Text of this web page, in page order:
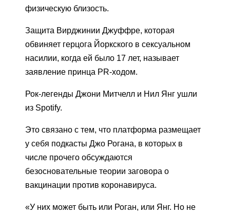
физическую близость.
Защита Вирджинии Джуффре, которая
обвиняет герцога Йоркского в сексуальном
насилии, когда ей было 17 лет, называет
заявление принца PR-ходом.
Рок-легенды Джони Митчелл и Нил Янг ушли
из Spotify.
Это связано с тем, что платформа размещает
у себя подкасты Джо Рогана, в которых в
числе прочего обсуждаются
безосновательные теории заговора о
вакцинации против коронавируса.
«У них может быть или Роган, или Янг. Но не